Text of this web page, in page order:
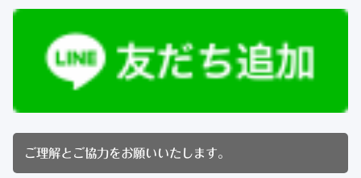
ご理解とご協力をお願いいたします。